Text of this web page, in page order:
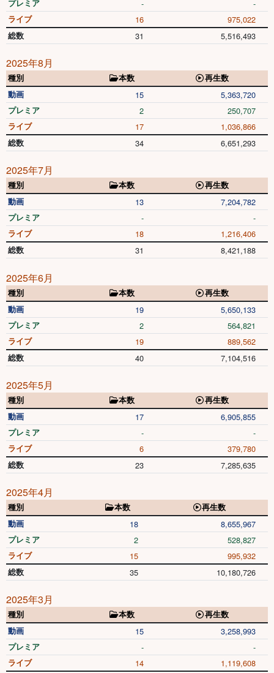
プレミア - -
ライブ 16 975,022
総数 31 5,516,493
2025年8月
種別 本数
再生数
動画
15 5,363,720
プレミア 2 250,707
ライブ 17 1,036,866
総数 34 6,651,293
2025年7月
種別 本数
再生数
動画
13 7,204,782
プレミア - -
ライブ 18 1,216,406
総数 31 8,421,188
2025年6月
種別 本数
再生数
動画
19 5,650,133
プレミア 2 564,821
ライブ 19 889,562
総数 40 7,104,516
2025年5月
種別 本数
再生数
動画
17 6,905,855
プレミア - -
ライブ 6 379,780
総数 23 7,285,635
2025年4月
種別 本数
再生数
動画
18 8,655,967
プレミア 2 528,827
ライブ 15 995,932
総数 35 10,180,726
2025年3月
種別 本数
再生数
動画
15 3,258,993
プレミア - -
ライブ 14 1,119,608